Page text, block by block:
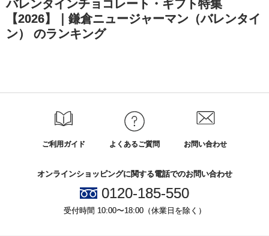
バレンタインチョコレート・ギフト特集
【2026】｜鎌倉ニュージャーマン（バレンタイ
ン） のランキング
ご利用ガイド よくあるご質問 お問い合わせ
オンラインショッピングに関する電話でのお問い合わせ
0120-185-550
受付時間 10:00〜18:00（休業日を除く）